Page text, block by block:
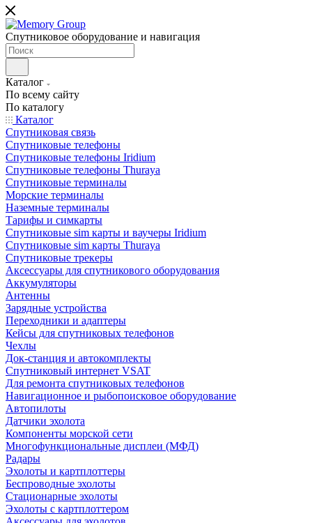
Спутниковое оборудование и навигация
Каталог
По всему сайту
По каталогу
Каталог
Спутниковая связь
Спутниковые телефоны
Спутниковые телефоны Iridium
Спутниковые телефоны Thuraya
Спутниковые терминалы
Морские терминалы
Наземные терминалы
Тарифы и симкарты
Спутниковые sim карты и ваучеры Iridium
Спутниковые sim карты Thuraya
Спутниковые трекеры
Аксессуары для спутникового оборудования
Аккумуляторы
Антенны
Зарядные устройства
Переходники и адаптеры
Кейсы для спутниковых телефонов
Чехлы
Док-станция и автокомплекты
Спутниковый интернет VSAT
Для ремонта спутниковых телефонов
Навигационное и рыбопоисковое оборудование
Автопилоты
Датчики эхолота
Компоненты морской сети
Многофункциональные дисплеи (МФД)
Радары
Эхолоты и картплоттеры
Беспроводные эхолоты
Стационарные эхолоты
Эхолоты с картплоттером